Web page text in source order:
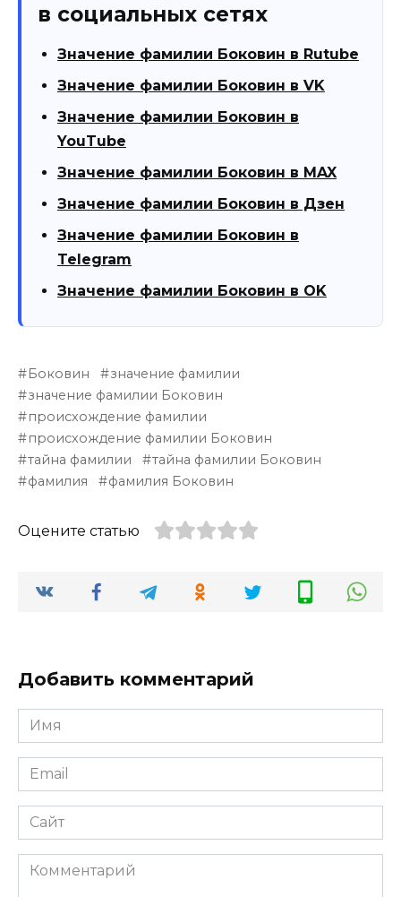
в социальных сетях
Значение фамилии Боковин в Rutube
Значение фамилии Боковин в VK
Значение фамилии Боковин в
YouTube
Значение фамилии Боковин в MAX
Значение фамилии Боковин в Дзен
Значение фамилии Боковин в
Telegram
Значение фамилии Боковин в OK
Боковин
значение фамилии
значение фамилии Боковин
происхождение фамилии
происхождение фамилии Боковин
тайна фамилии
тайна фамилии Боковин
фамилия
фамилия Боковин
Оцените статью
Добавить комментарий
Имя
*
Email
*
Сайт
Комментарий